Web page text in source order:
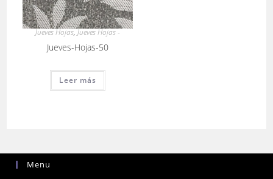
Jueves Hojas,Jueves Hojas -
Jueves-Hojas-50
Leer más
Menu